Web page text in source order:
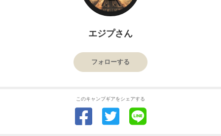
エジプさん
フォローする
このキャンプギアをシェアする